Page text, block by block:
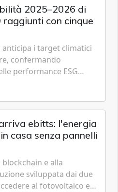
2025–2026 di
con cinque
anticipa i target climatici
confermando
performance ESG
e governance
ebitts: l'energia
casa senza pannelli
e alla
sviluppata dai due
al fotovoltaico e